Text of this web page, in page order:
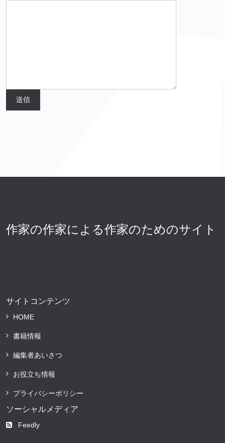
作家の作家による作家のためのサイト
サイトコンテンツ
HOME
書籍情報
編集者あいさつ
お役立ち情報
プライバシーポリシー
ソーシャルメディア
Feedly